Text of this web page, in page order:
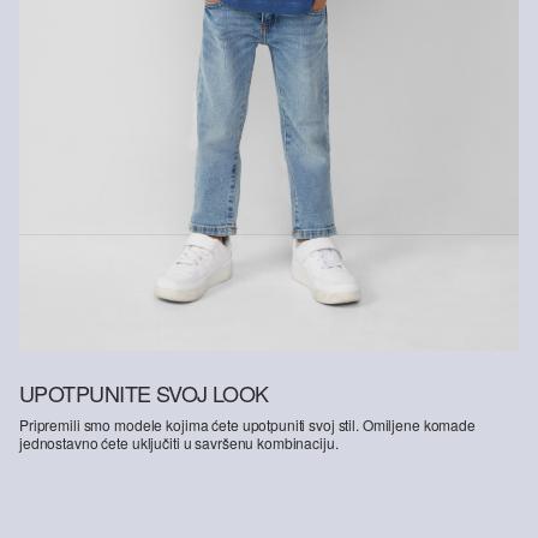
na način kojim se štede resursi.
Podržavamo Better Cotton: Kad se odlučite za naše pamučne
proizvode, podržavate našu investiciju u misiju „Better Cotton”,
pridonosite opstanku i dobrobiti poljoprivrednih zajednica, a
istovremeno štitite i oporavljate okoliš. Better Cotton pruža podršku
poljoprivrednim zajednicama u društvenom, ekološkom i
ekonomskom pogledu tako što ih osposobljava za održivije metode
uzgoja. Ovaj proizvod proizvodi se preko sustava masene bilance i
stoga možda ne sadrži Better Cotton.Više informacija o tome
soliver-group.com
UPOTPUNITE SVOJ LOOK
Pripremili smo modele kojima ćete upotpuniti svoj stil. Omiljene komade
jednostavno ćete uključiti u savršenu kombinaciju.